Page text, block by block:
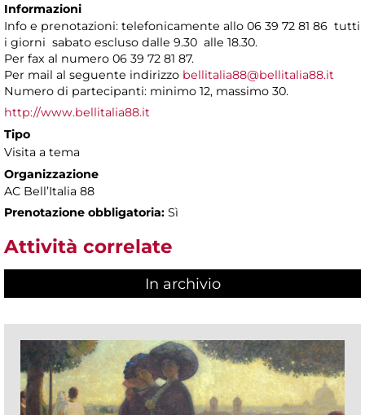
Informazioni
Info e prenotazioni: telefonicamente allo 06 39 72 81 86 tutti
i giorni sabato escluso dalle 9.30 alle 18.30.
Per fax al numero 06 39 72 81 87.
Per mail al seguente indirizzo bellitalia88@bellitalia88.it
Numero di partecipanti: minimo 12, massimo 30.
http://www.bellitalia88.it
Tipo
Visita a tema
Organizzazione
AC Bell’Italia 88
Prenotazione obbligatoria: Sì
Attività correlate
In archivio